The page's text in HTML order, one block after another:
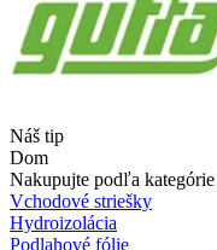
Náš tip
Dom
Nakupujte podľa kategórie
Vchodové striešky
Hydroizolácia
Podlahové fólie